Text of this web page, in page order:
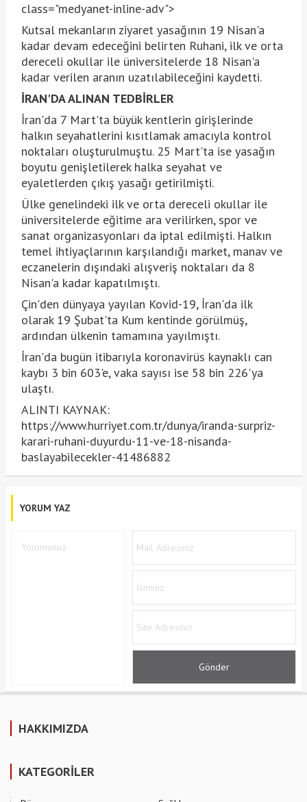
class="medyanet-inline-adv">
Kutsal mekanların ziyaret yasağının 19 Nisan'a
kadar devam edeceğini belirten Ruhani, ilk ve orta
dereceli okullar ile üniversitelerde 18 Nisan'a
kadar verilen aranın uzatılabileceğini kaydetti.
İRAN'DA ALINAN TEDBİRLER
İran'da 7 Mart'ta büyük kentlerin girişlerinde
halkın seyahatlerini kısıtlamak amacıyla kontrol
noktaları oluşturulmuştu. 25 Mart'ta ise yasağın
boyutu genişletilerek halka seyahat ve
eyaletlerden çıkış yasağı getirilmişti.
Ülke genelindeki ilk ve orta dereceli okullar ile
üniversitelerde eğitime ara verilirken, spor ve
sanat organizasyonları da iptal edilmişti. Halkın
temel ihtiyaçlarının karşılandığı market, manav ve
eczanelerin dışındaki alışveriş noktaları da 8
Nisan'a kadar kapatılmıştı.
Çin'den dünyaya yayılan Kovid-19, İran'da ilk
olarak 19 Şubat'ta Kum kentinde görülmüş,
ardından ülkenin tamamına yayılmıştı.
İran'da bugün itibarıyla koronavirüs kaynaklı can
kaybı 3 bin 603'e, vaka sayısı ise 58 bin 226'ya
ulaştı.
ALINTI KAYNAK:
https://www.hurriyet.com.tr/dunya/iranda-surpriz-
karari-ruhani-duyurdu-11-ve-18-nisanda-
baslayabilecekler-41486882
YORUM YAZ
HAKKIMIZDA
KATEGORİLER